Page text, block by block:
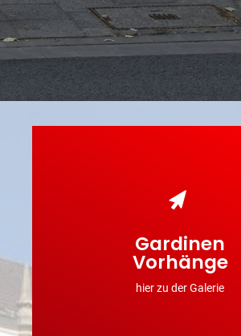
Gardinen
Vorhänge
hier zu der Galerie
INFOS & BILDER